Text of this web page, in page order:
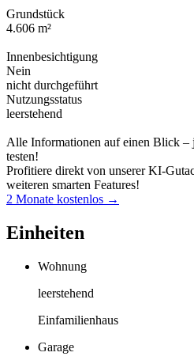
Grundstück
4.606 m²
Innenbesichtigung
Nein
nicht durchgeführt
Nutzungsstatus
leerstehend
Alle Informationen auf einen Blick –
testen!
Profitiere direkt von unserer KI-
weiteren smarten Features!
2 Monate kostenlos →
Einheiten
Wohnung
leerstehend
Einfamilienhaus
Garage